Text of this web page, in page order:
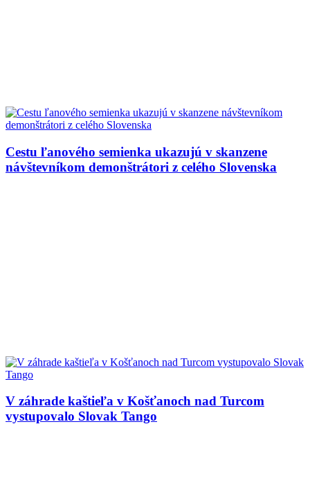
Cestu ľanového semienka ukazujú v skanzene
návštevníkom demonštrátori z celého Slovenska
V záhrade kaštieľa v Košťanoch nad Turcom
vystupovalo Slovak Tango